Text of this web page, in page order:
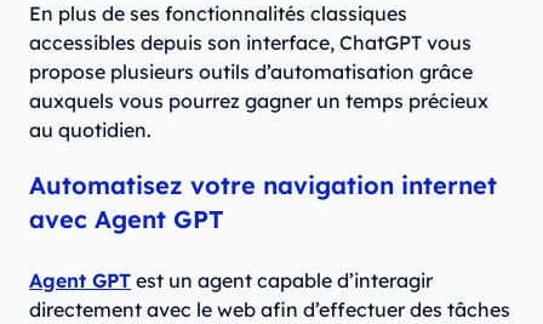
En plus de ses fonctionnalités classiques
accessibles depuis son interface, ChatGPT vous
propose plusieurs outils d’automatisation grâce
auxquels vous pourrez gagner un temps précieux
au quotidien.
Automatisez votre navigation internet
avec Agent GPT
Agent GPT est un agent capable d’interagir
directement avec le web afin d’effectuer des tâches